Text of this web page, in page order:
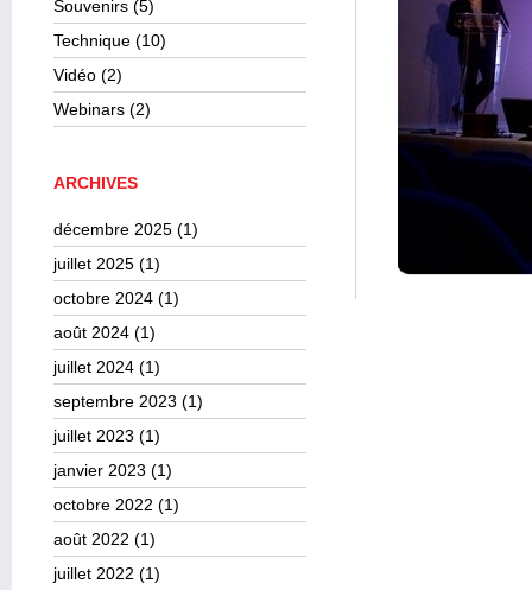
Souvenirs (5)
Technique (10)
Vidéo (2)
Webinars (2)
ARCHIVES
décembre 2025 (1)
juillet 2025 (1)
octobre 2024 (1)
août 2024 (1)
juillet 2024 (1)
septembre 2023 (1)
juillet 2023 (1)
janvier 2023 (1)
octobre 2022 (1)
août 2022 (1)
juillet 2022 (1)